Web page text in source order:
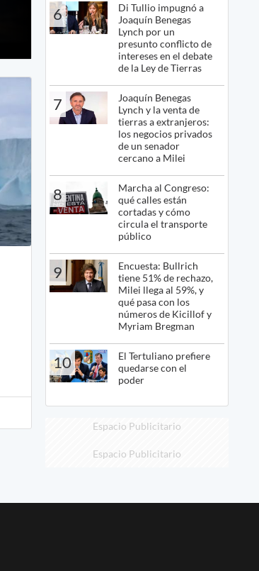
6
Di Tullio impugnó a
Joaquín Benegas
Lynch por un
presunto conflicto de
intereses en el debate
de la Ley de Tierras
7
Joaquín Benegas
Lynch y la venta de
tierras a extranjeros:
los negocios privados
de un senador
cercano a Milei
8
Marcha al Congreso:
qué calles están
cortadas y cómo
circula el transporte
público
9
Encuesta: Bullrich
tiene 51% de rechazo,
Milei llega al 59%, y
qué pasa con los
números de Kicillof y
Myriam Bregman
10
El Tertuliano prefiere
quedarse con el
poder
Espacio Publicitario
Espacio Publicitario